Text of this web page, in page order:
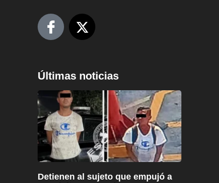
Últimas noticias
Detienen al sujeto que empujó a